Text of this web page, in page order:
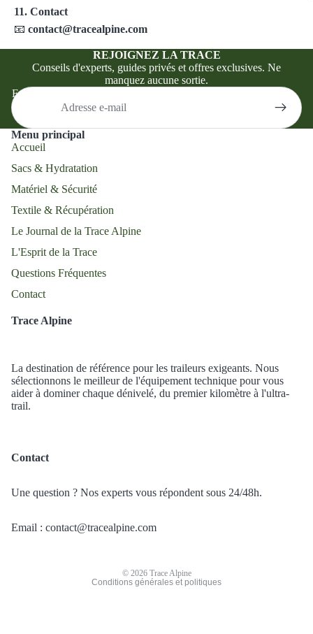
11. Contact
📧 contact@tracealpine.com
REJOIGNEZ LA TRACE
Conseils d'experts, guides privés et offres exclusives. Ne
manquez aucune sortie.
E-mail
Menu principal
Accueil
Sacs & Hydratation
Matériel & Sécurité
Textile & Récupération
Le Journal de la Trace Alpine
L'Esprit de la Trace
Questions Fréquentes
Contact
Trace Alpine
La destination de référence pour les traileurs exigeants. Nous
sélectionnons le meilleur de l'équipement technique pour vous
aider à dominer chaque dénivelé, du premier kilomètre à l'ultra-
trail.
Contact
Une question ? Nos experts vous répondent sous 24/48h.
Email : contact@tracealpine.com
© 2026 Trace Alpine
Conditions générales et politiques
Politique de remboursement
Politique d’expédition